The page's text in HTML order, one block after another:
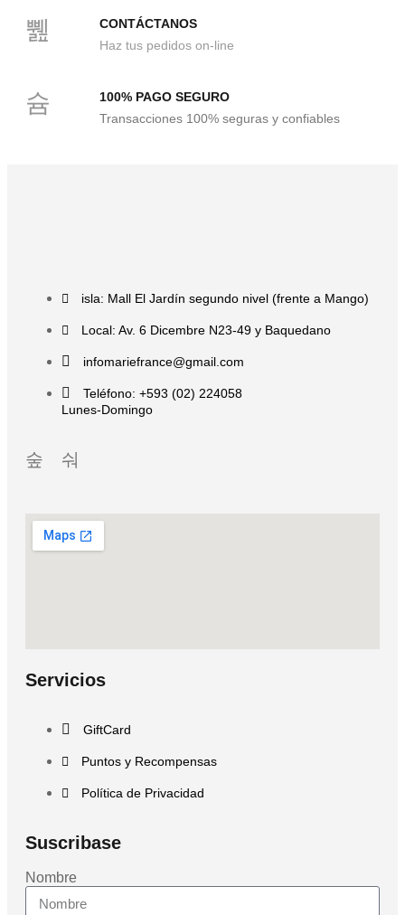
CONTÁCTANOS
Haz tus pedidos on-line
100% PAGO SEGURO
Transacciones 100% seguras y confiables
isla: Mall El Jardín segundo nivel (frente a Mango)
Local: Av. 6 Dicembre N23-49 y Baquedano
infomariefrance@gmail.com
Teléfono: +593 (02) 224058
Lunes-Domingo
Servicios
GiftCard
Puntos y Recompensas
Política de Privacidad
Suscribase
Nombre